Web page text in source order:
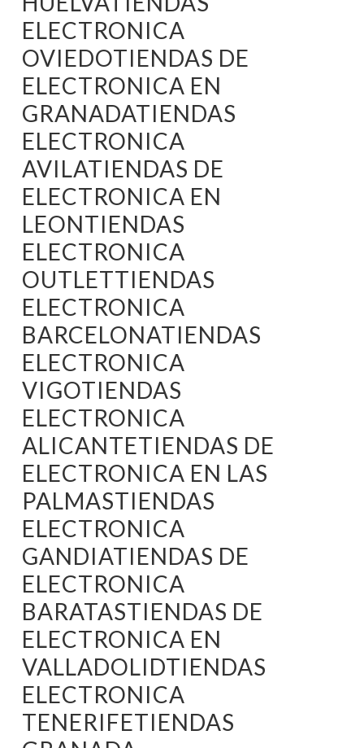
ELECTRONICA
OVIEDOTIENDAS DE
ELECTRONICA EN
GRANADATIENDAS
ELECTRONICA
AVILATIENDAS DE
ELECTRONICA EN
LEONTIENDAS
ELECTRONICA
OUTLETTIENDAS
ELECTRONICA
BARCELONATIENDAS
ELECTRONICA
VIGOTIENDAS
ELECTRONICA
ALICANTETIENDAS DE
ELECTRONICA EN LAS
PALMASTIENDAS
ELECTRONICA
GANDIATIENDAS DE
ELECTRONICA
BARATASTIENDAS DE
ELECTRONICA EN
VALLADOLIDTIENDAS
ELECTRONICA
TENERIFETIENDAS